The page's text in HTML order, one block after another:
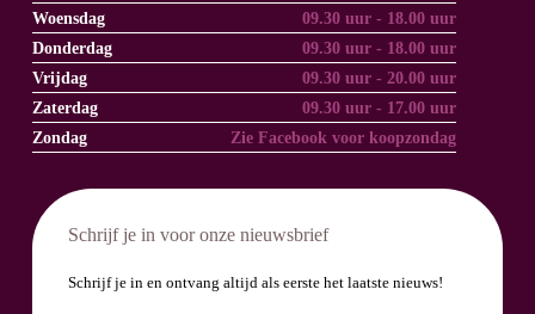
Woensdag
09.30 uur - 18.00 uur
Donderdag
09.30 uur - 18.00 uur
Vrijdag
09.30 uur - 20.00 uur
Zaterdag
09.30 uur - 17.00 uur
Zondag
Zie Facebook voor koopzondag
Schrijf je in voor onze nieuwsbrief
Schrijf je in en ontvang altijd als eerste het laatste nieuws!